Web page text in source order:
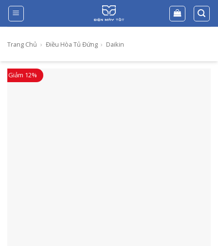
Skip
content
Trang Chủ › Điều Hòa Tủ Đứng › Daikin
Giảm 12%